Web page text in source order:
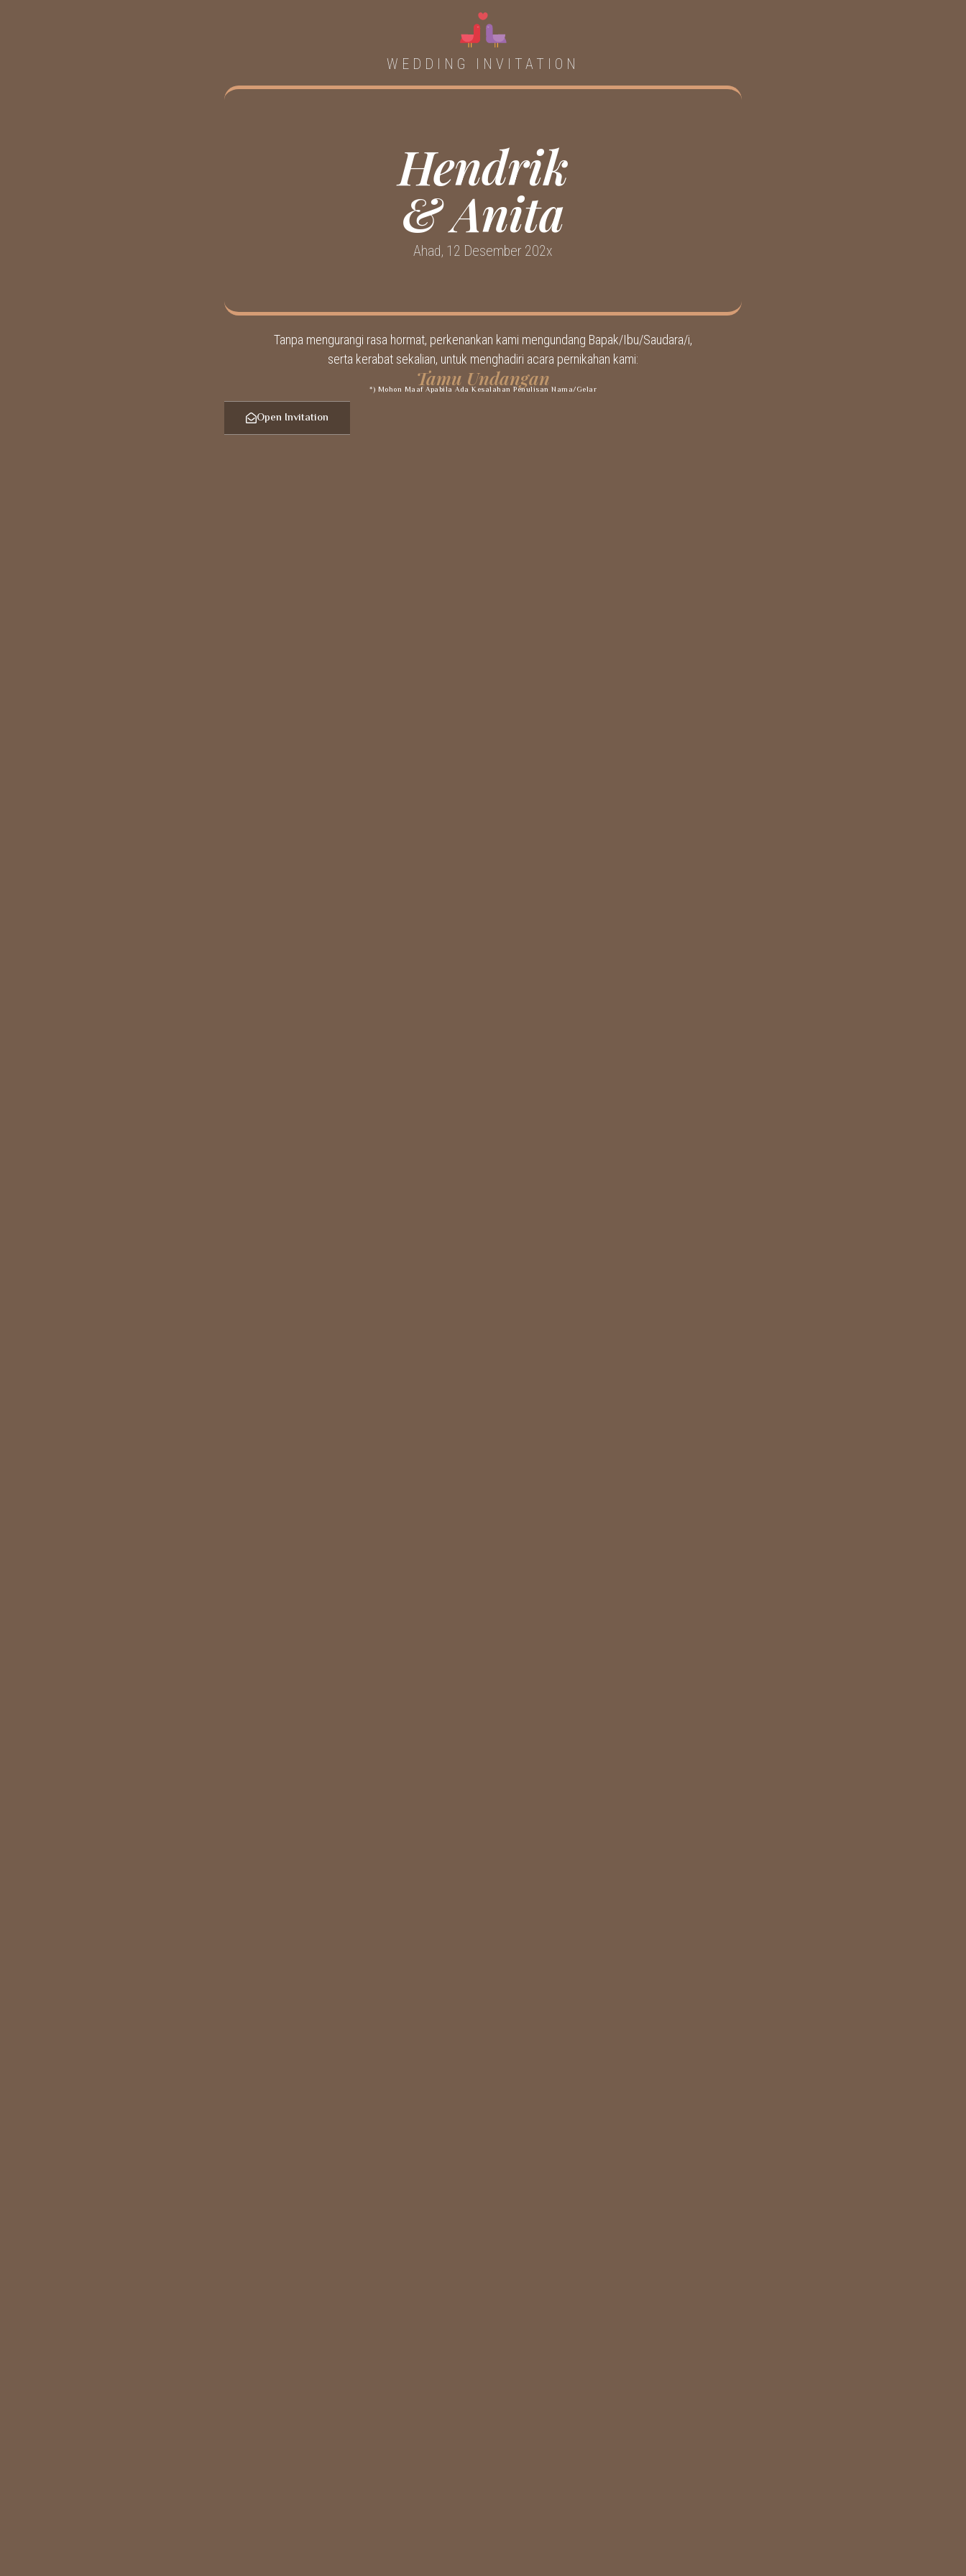
WEDDING INVITATION
Hendrik
& Anita
Ahad, 12 Desember 202x
Tanpa mengurangi rasa hormat, perkenankan kami mengundang Bapak/Ibu/Saudara/i,
serta kerabat sekalian, untuk menghadiri acara pernikahan kami:
Tamu Undangan
*) Mohon Maaf Apabila Ada Kesalahan Penulisan Nama/gelar
Open Invitation